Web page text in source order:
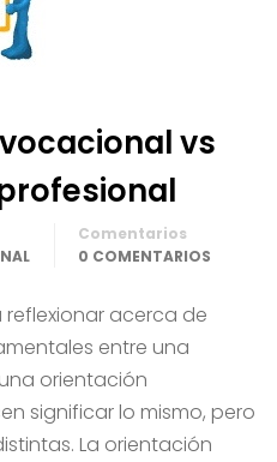
vs
Comentarios
0 COMENTARIOS
reflexionar acerca de
entre una
orientación
significar lo mismo, pero
La orientación